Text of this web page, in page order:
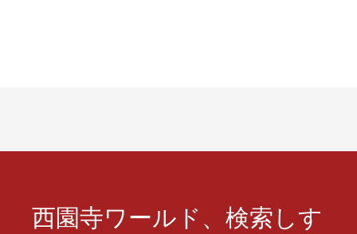
西園寺ワールド、検索しす